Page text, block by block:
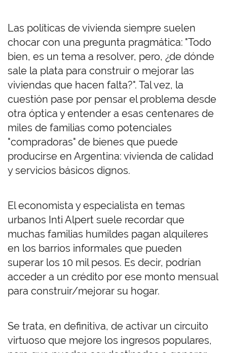
Las políticas de vivienda siempre suelen
chocar con una pregunta pragmática: "Todo
bien, es un tema a resolver, pero, ¿de dónde
sale la plata para construir o mejorar las
viviendas que hacen falta?". Tal vez, la
cuestión pase por pensar el problema desde
otra óptica y entender a esas centenares de
miles de familias como potenciales
"compradoras" de bienes que puede
producirse en Argentina: vivienda de calidad
y servicios básicos dignos.
El economista y especialista en temas
urbanos Inti Alpert suele recordar que
muchas familias humildes pagan alquileres
en los barrios informales que pueden
superar los 10 mil pesos. Es decir, podrían
acceder a un crédito por ese monto mensual
para construir/mejorar su hogar.
Se trata, en definitiva, de activar un circuito
virtuoso que mejore los ingresos populares,